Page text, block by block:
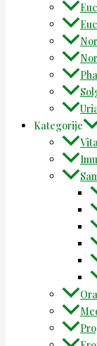
Kategorije